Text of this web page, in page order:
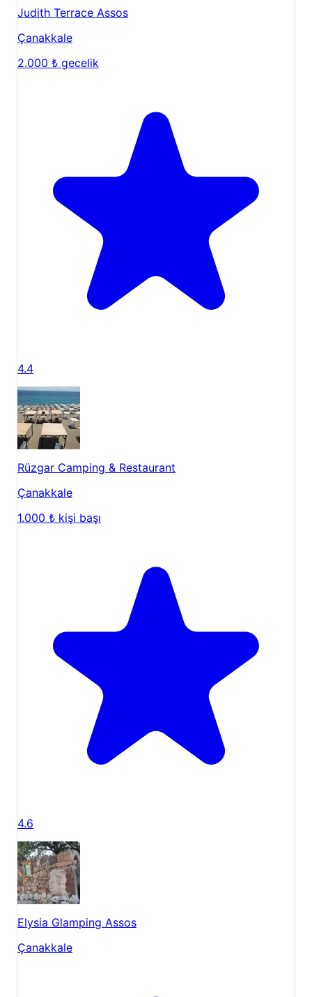
planlama yapmanızı öneririz.
Takvimi" alanından seçtiğiniz tarihler için anlık
Assos Club Beyaz
sizi ağırlamak için sabırsızlanıyoruz.
Judith Terrace Assos
Çanakkale
2.000 ₺ gecelik
4.4
Rüzgar Camping & Restaurant
Çanakkale
1.000 ₺ kişi başı
4.6
Elysia Glamping Assos
Çanakkale